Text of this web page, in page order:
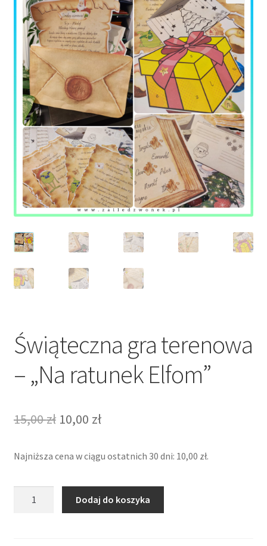
Świąteczna gra terenowa
– „Na ratunek Elfom”
15,00zł Pierwotna
wynosiła:
15,00 zł.
10,00 złAktualna
wynosi:
10,00 zł.
Najniższa cena w ciągu ostatnich 30 dni: 10,00 zł.
Dodaj do koszyka